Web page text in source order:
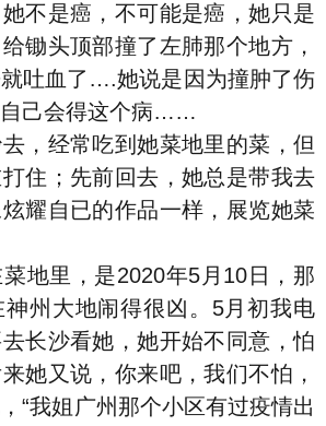
不是癌，不可能是癌，她只是
锄头顶部撞了左肺那个地方，
吐血了….她说是因为撞肿了伤
自己会得这个病……
，经常吃到她菜地里的菜，但
住；先前回去，她总是带我去
耀自已的作品一样，展览她菜
地里，是2020年5月10日，那
州大地闹得很凶。5月初我电
长沙看她，她开始不同意，怕
她又说，你来吧，我们不怕，
“我姐广州那个小区有过疫情出